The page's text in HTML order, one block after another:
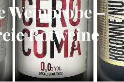
Weinprobe –
Rotweine